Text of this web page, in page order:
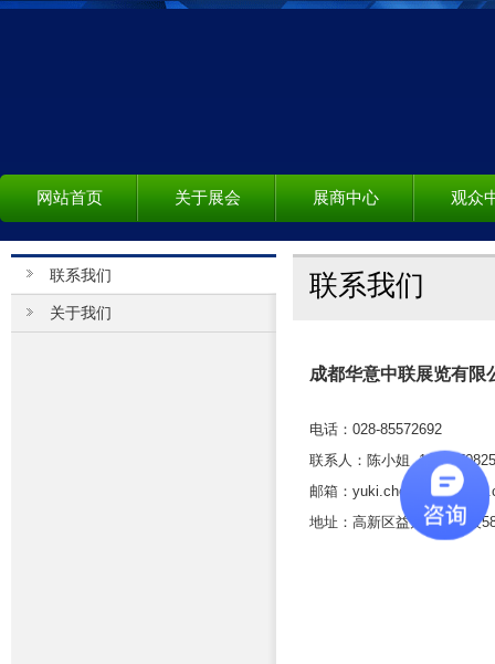
网站首页 关于展会 展商中心 观众
联系我们
关于我们
联系我们
成都华意中联展览有限
电话：028-85572692
联系人：陈小姐
邮箱：
地址：高新区益州大道中段